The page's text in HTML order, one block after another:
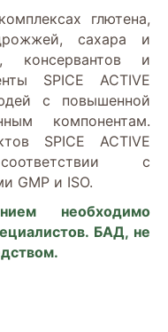
глютена,
сахара и
консервантов и
SPICE ACTIVE
с повышенной
компонентам.
SPICE ACTIVE
с
GMP и ISO.
необходимо
БАД, не